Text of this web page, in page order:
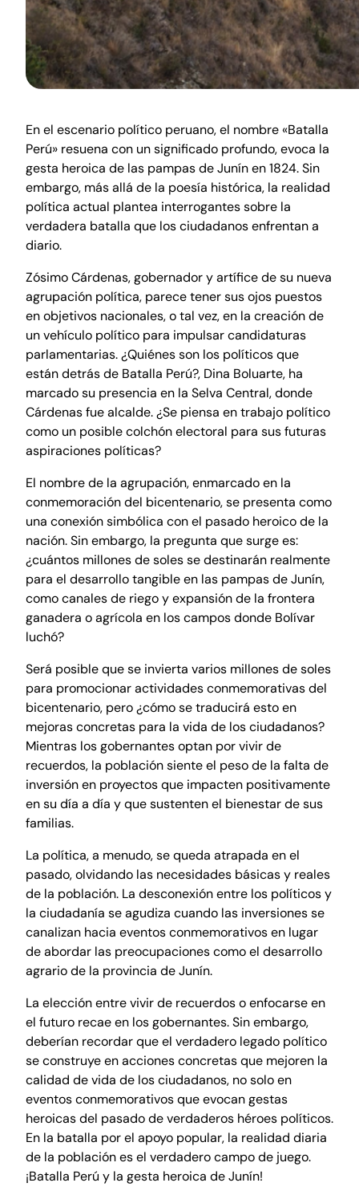
En el escenario político peruano, el nombre «Batalla
Perú» resuena con un significado profundo, evoca la
gesta heroica de las pampas de Junín en 1824. Sin
embargo, más allá de la poesía histórica, la realidad
política actual plantea interrogantes sobre la
verdadera batalla que los ciudadanos enfrentan a
diario.
Zósimo Cárdenas, gobernador y artífice de su nueva
agrupación política, parece tener sus ojos puestos
en objetivos nacionales, o tal vez, en la creación de
un vehículo político para impulsar candidaturas
parlamentarias. ¿Quiénes son los políticos que
están detrás de Batalla Perú?, Dina Boluarte, ha
marcado su presencia en la Selva Central, donde
Cárdenas fue alcalde. ¿Se piensa en trabajo político
como un posible colchón electoral para sus futuras
aspiraciones políticas?
El nombre de la agrupación, enmarcado en la
conmemoración del bicentenario, se presenta como
una conexión simbólica con el pasado heroico de la
nación. Sin embargo, la pregunta que surge es:
¿cuántos millones de soles se destinarán realmente
para el desarrollo tangible en las pampas de Junín,
como canales de riego y expansión de la frontera
ganadera o agrícola en los campos donde Bolívar
luchó?
Será posible que se invierta varios millones de soles
para promocionar actividades conmemorativas del
bicentenario, pero ¿cómo se traducirá esto en
mejoras concretas para la vida de los ciudadanos?
Mientras los gobernantes optan por vivir de
recuerdos, la población siente el peso de la falta de
inversión en proyectos que impacten positivamente
en su día a día y que sustenten el bienestar de sus
familias.
La política, a menudo, se queda atrapada en el
pasado, olvidando las necesidades básicas y reales
de la población. La desconexión entre los políticos y
la ciudadanía se agudiza cuando las inversiones se
canalizan hacia eventos conmemorativos en lugar
de abordar las preocupaciones como el desarrollo
agrario de la provincia de Junín.
La elección entre vivir de recuerdos o enfocarse en
el futuro recae en los gobernantes. Sin embargo,
deberían recordar que el verdadero legado político
se construye en acciones concretas que mejoren la
calidad de vida de los ciudadanos, no solo en
eventos conmemorativos que evocan gestas
heroicas del pasado de verdaderos héroes políticos.
En la batalla por el apoyo popular, la realidad diaria
de la población es el verdadero campo de juego.
¡Batalla Perú y la gesta heroica de Junín!